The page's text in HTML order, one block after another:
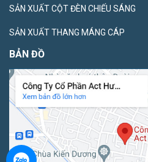
SẢN XUẤT CỘT ĐÈN CHIẾU SÁNG
SẢN XUẤT THANG MÁNG CÁP
BẢN ĐỒ